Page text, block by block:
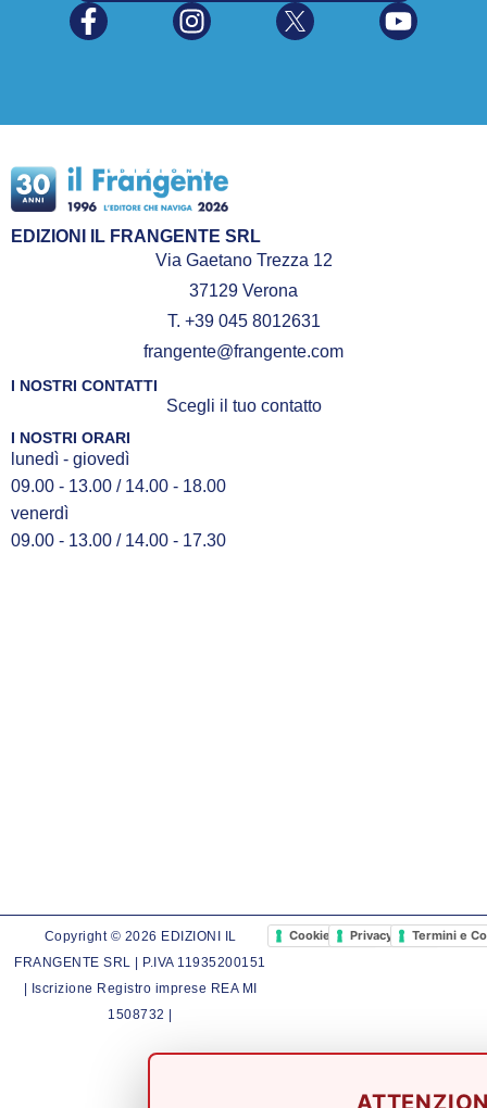
EDIZIONI IL FRANGENTE SRL
Via Gaetano Trezza 12
37129 Verona
T. +39 045 8012631
frangente@frangente.com
I NOSTRI CONTATTI
Scegli il tuo contatto
I NOSTRI ORARI
lunedì - giovedì
09.00 - 13.00 / 14.00 - 18.00
venerdì
09.00 - 13.00 / 14.00 - 17.30
Copyright © 2026 EDIZIONI IL
FRANGENTE SRL | P.IVA 11935200151
| Iscrizione Registro imprese REA MI
1508732 |
Cookie PolicyPrivacy PolicyTermini e